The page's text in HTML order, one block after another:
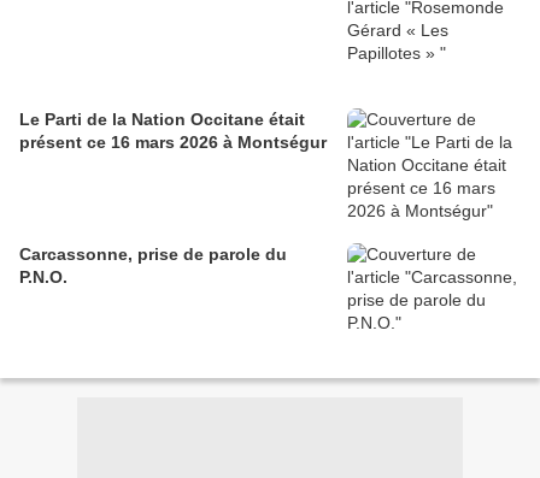
Le Parti de la Nation Occitane était
présent ce 16 mars 2026 à Montségur
Carcassonne, prise de parole du
P.N.O.